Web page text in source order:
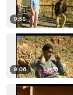
9:55
9:06